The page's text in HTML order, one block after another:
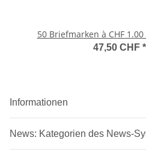
50 Briefmarken à CHF
47,50 CHF *
Informationen
News: Kategorien des News-